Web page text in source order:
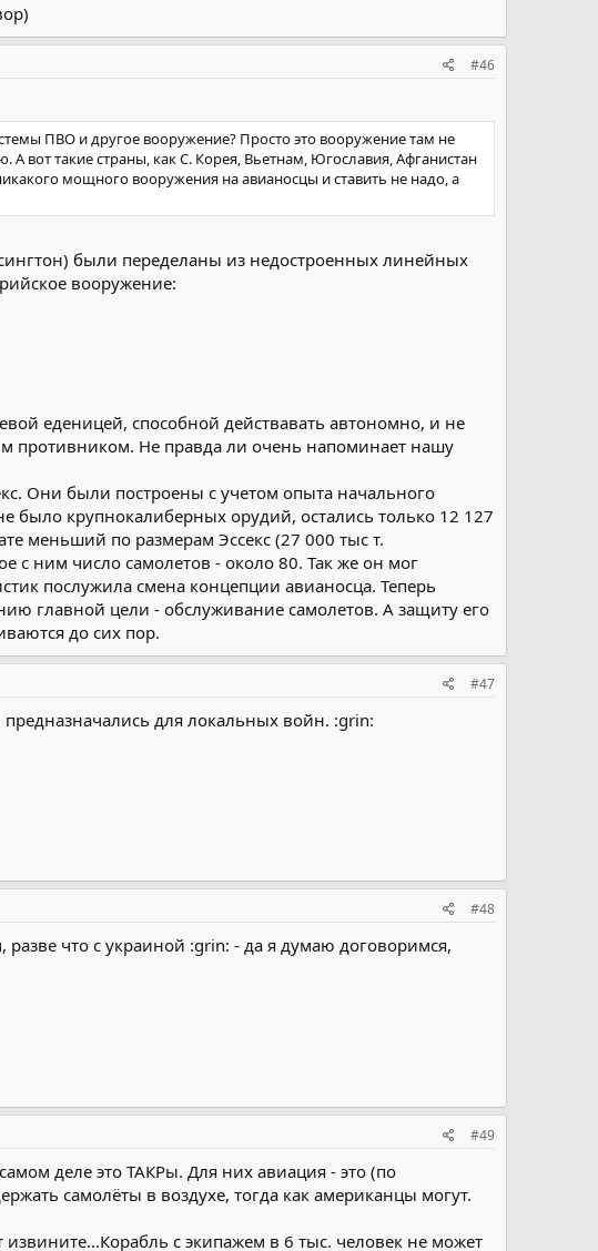
#46
ПВО и другое вооружение? Просто это вооружение там не
вот такие страны, как С. Корея, Вьетнам, Югославия, Афганистан
мощного вооружения на авианосцы и ставить не надо, а
были переделаны из недостроенных линейных
вооружение:
еденицей, способной действавать автономно, и не
противником. Не правда ли очень напоминает нашу
Они были построены с учетом опыта начального
было крупнокалиберных орудий, остались только 12 127
меньший по размерам Эссекс (27 000 тыс т.
с ним число самолетов - около 80. Так же он мог
послужила смена концепции авианосца. Теперь
главной цели - обслуживание самолетов. А защиту его
до сих пор.
#47
для локальных войн. :grin:
#48
что с украиной :grin: - да я думаю договоримся,
#49
деле это ТАКРы. Для них авиация - это (по
самолёты в воздухе, тогда как американцы могут.
с экипажем в 6 тыс. человек не может